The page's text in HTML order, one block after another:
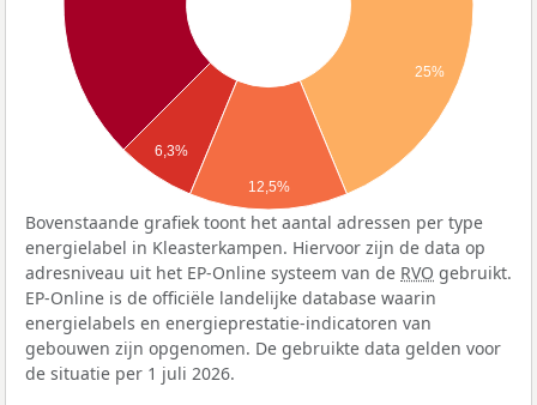
25%
6,3%
12,5%
Bovenstaande grafiek toont het aantal adressen per type
energielabel in Kleasterkampen. Hiervoor zijn de data op
adresniveau uit het EP-Online systeem van de RVO gebruikt.
EP-Online is de officiële landelijke database waarin
energielabels en energieprestatie-indicatoren van
gebouwen zijn opgenomen. De gebruikte data gelden voor
de situatie per 1 juli 2026.